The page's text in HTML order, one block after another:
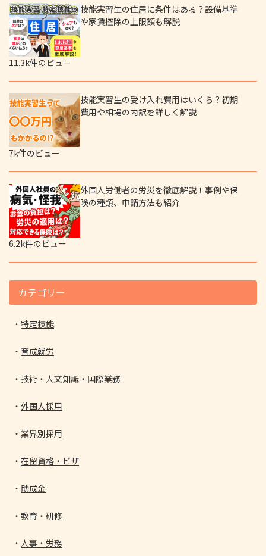
技能実習生の住居に条件はある？設備基準
や家賃控除の上限額も解説
11.3k件のビュー
技能実習生の受け入れ費用はいくら？初期
費用や相場の内訳を詳しく解説
7k件のビュー
外国人労働者の労災を徹底解説！事例や保
険の種類、申請方法も紹介
6.2k件のビュー
カテゴリー
特定技能
育成就労
技術・人文知識・国際業務
外国人採用
業界別採用
在留資格・ビザ
助成金
教育・研修
人事・労務